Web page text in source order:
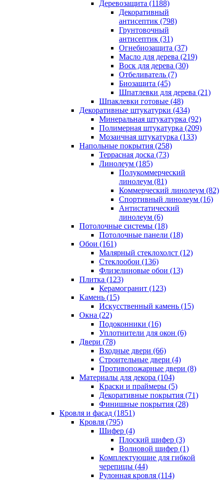
Деревозащита (1188)
Декоративный
антисептик (798)
Грунтовочный
антисептик (31)
Огнебиозащита (37)
Масло для дерева (219)
Воск для дерева (30)
Отбеливатель (7)
Биозащита (45)
Шпатлевки для дерева (21)
Шпаклевки готовые (48)
Декоративные штукатурки (434)
Минеральная штукатурка (92)
Полимерная штукатурка (209)
Мозаичная штукатурка (133)
Напольные покрытия (258)
Террасная доска (73)
Линолеум (185)
Полукоммерческий
линолеум (81)
Коммерческий линолеум (82)
Спортивный линолеум (16)
Антистатический
линолеум (6)
Потолочные системы (18)
Потолочные панели (18)
Обои (161)
Малярный стеклохолст (12)
Стеклообои (136)
Флизелиновые обои (13)
Плитка (123)
Керамогранит (123)
Камень (15)
Искусственный камень (15)
Окна (22)
Подоконники (16)
Уплотнители для окон (6)
Двери (78)
Входные двери (66)
Строительные двери (4)
Противопожарные двери (8)
Материалы для декора (104)
Краски и праймеры (5)
Декоративные покрытия (71)
Финишные покрытия (28)
Кровля и фасад (1851)
Кровля (795)
Шифер (4)
Плоский шифер (3)
Волновой шифер (1)
Комплектующие для гибкой
черепицы (44)
Рулонная кровля (114)